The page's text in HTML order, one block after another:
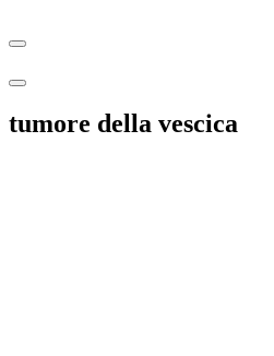
tumore della vescica